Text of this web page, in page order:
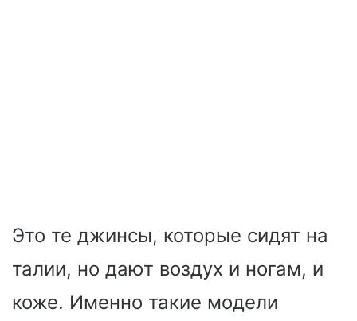
Это те джинсы, которые сидят на
талии, но дают воздух и ногам, и
коже. Именно такие модели